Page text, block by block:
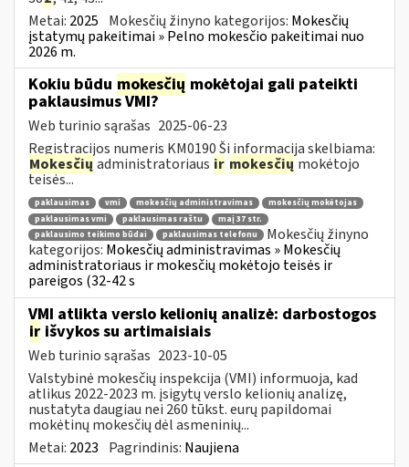
Metai: 2025 Mokesčių žinyno kategorijos: Mokesčių
įstatymų pakeitimai » Pelno mokesčio pakeitimai nuo
2026 m.
Kokiu būdu mokesčių mokėtojai gali pateikti
paklausimus VMI?
Web turinio sąrašas 2025-06-23
Registracijos numeris KM0190 Ši informacija skelbiama:
Mokesčių administratoriaus ir mokesčių mokėtojo
teisės...
paklausimas vmi mokesčių administravimas
mokesčių mokėtojas
paklausimas vmi
paklausimas raštu
maį 37 str.
paklausimo teikimo būdai
paklausimas telefonu
Mokesčių žinyno
kategorijos: Mokesčių administravimas » Mokesčių
administratoriaus ir mokesčių mokėtojo teisės ir
pareigos (32-42 s
VMI atlikta verslo kelionių analizė: darbostogos
ir išvykos su artimaisiais
Web turinio sąrašas 2023-10-05
Valstybinė mokesčių inspekcija (VMI) informuoja, kad
atlikus 2022-2023 m. įsigytų verslo kelionių analizę,
nustatyta daugiau nei 260 tūkst. eurų papildomai
mokėtinų mokesčių dėl asmeninių...
Metai: 2023 Pagrindinis: Naujiena